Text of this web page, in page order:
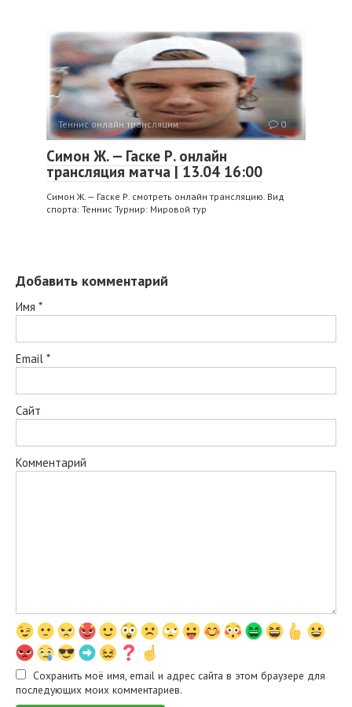
Теннис онлайн трансляции 0
Симон Ж. — Гаске Р. онлайн
трансляция матча | 13.04 16:00
Симон Ж. — Гаске Р. смотреть онлайн трансляцию. Вид
спорта: Теннис Турнир: Мировой тур
Добавить комментарий
Имя *
Email *
Сайт
Комментарий
Сохранить моё имя, email и адрес сайта в этом браузере для
последующих моих комментариев.